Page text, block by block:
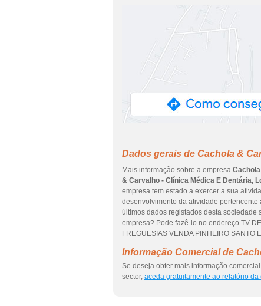
Dados gerais de Cachola &
Mais informação sobre a empresa
& Carvalho - Clínica Médica E Dentária,
empresa tem estado a exercer a sua
desenvolvimento da atividade
últimos dados registados desta sociedade
empresa? Pode fazê-lo no endereço TV
FREGUESIAS VENDA PINHEIRO SANTO
Informação Comercial de
Se deseja obter mais informação
sector, aceda gratuitamente ao relatório da